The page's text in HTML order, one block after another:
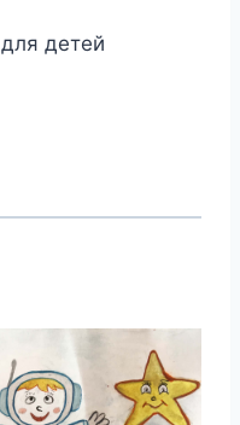
детей